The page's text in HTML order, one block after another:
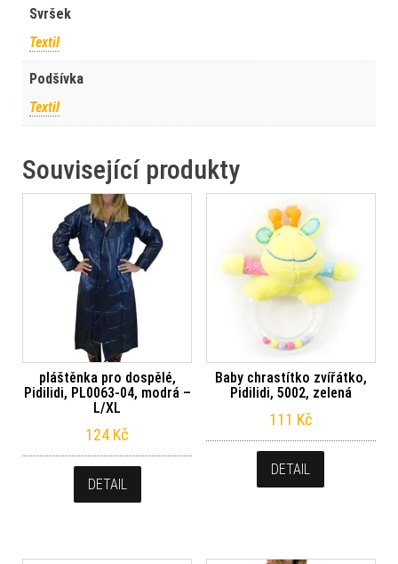
Svršek
Textil
Podšívka
Textil
Související produkty
pláštěnka pro dospělé,
Pidilidi, PL0063-04, modrá –
L/XL
124 Kč
DETAIL
Baby chrastítko zvířátko,
Pidilidi, 5002, zelená
111 Kč
DETAIL